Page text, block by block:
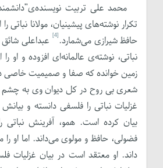
محمد علی تربیت
تکرار نوشته‌های پیشینیان، مولانا نباتی
حافظ شیرازی می‌شمارد. [4]
عبداعلی
نباتی، نوشته‌ی عالمانه‌ای افزوده و او
زمین خوانده که صفا و صمیمیت خاصی
شعری بی روح در کل دیوان وی به چشم
غزلیات نباتی را فلسفی دانسته و بیانش
بیان کرده است. همو، آفرینش نباتی
فضولی، حافظ و مولوی می‌داند. اما او
داند. او معتقد است در بیان غزلیات